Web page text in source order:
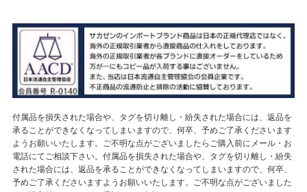
付属品を損失された場合や、タグを切り離し・紛失された場合には、返品を
承ることができなくなってしまいますので、何卒、予めご了承くださいます
ようお願いいたします。ご不明な点がございましたらご購入前にメール・お
電話にてご相談下さい。付属品を損失された場合や、タグを切り離し・紛失
された場合には、返品を承ることができなくなってしまいますので、何卒、
予めご了承くださいますようお願いいたします。ご不明な点がございました